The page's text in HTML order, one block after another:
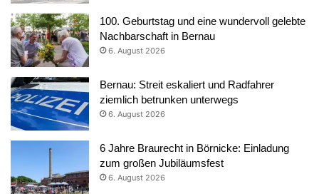
100. Geburtstag und eine wundervoll gelebte
Nachbarschaft in Bernau
6. August 2026
Bernau: Streit eskaliert und Radfahrer
ziemlich betrunken unterwegs
6. August 2026
6 Jahre Braurecht in Börnicke: Einladung
zum großen Jubiläumsfest
6. August 2026